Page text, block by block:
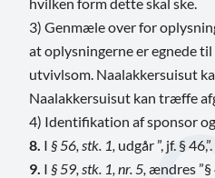
3) Genmæle over for
at oplysningerne er egnede
utvivlsom. Naalakkersuisut
Naalakkersuisut kan træffe
4) Identifikation af sponsor
8. I § 56, stk. 1, udgår ”, jf. § 46,”.
9. I § 59, stk. 1, nr. 5, ændres ”§